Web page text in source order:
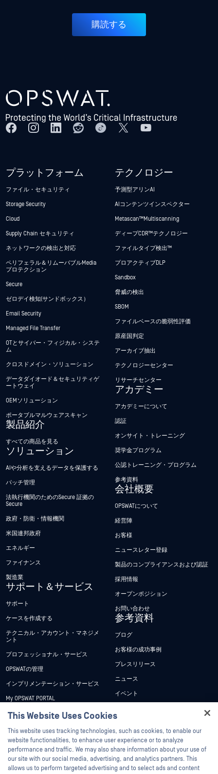
購読する
プラットフォーム
ファイル・セキュリティ
Storage Security
Cloud
Supply Chain セキュリティ
ネットワークの検出と対応
ペリフェラル＆リムーバブルMedia
プロテクション
Secure
ゼロデイ検知(サンドボックス）
Email Security
Managed File Transfer
OTとサイバー・フィジカル・システ
ム
クロスドメイン・ソリューション
データダイオード＆セキュリティゲ
ートウェイ
OEMソリューション
ポータブルマルウェアスキャン
製品紹介
すべての商品を見る
ソリューション
AIや分析を支えるデータを保護する
パッチ管理
法執行機関のためのSecure 証拠の
Secure
政府・防衛・情報機関
米国連邦政府
エネルギー
ファイナンス
製造業
サポート＆サービス
サポート
ケースを作成する
テクニカル・アカウント・マネジメ
ント
プロフェッショナル・サービス
OPSWATの管理
インプリメンテーション・サービス
My OPSWAT PORTAL
技術文書
トレーニング
脆弱性対策プログラム
パートナー
認証
テクノロジー
予測型アリンAI
AIコンテンツインスペクター
Metascan™ Multiscanning
ディープCDR™テクノロジー
ファイルタイプ検出™
プロアクティブDLP
Sandbox
脅威の検出
SBOM
ファイルベースの脆弱性評価
原産国判定
アーカイブ抽出
テクノロジーセンター
リサーチセンター
アカデミー
アカデミーについて
認証
オンサイト・トレーニング
奨学金プログラム
公認トレーニング・プログラム
参考資料
会社概要
OPSWATについて
経営陣
お客様
ニュースレター登録
製品のコンプライアンスおよび認証
採用情報
オープンポジション
お問い合わせ
参考資料
ブログ
お客様の成功事例
プレスリリース
ニュース
イベント
ホワイトペーパー
無料ツール
This Website Uses Cookies
This website uses tracking technologies, such as cookies, to enable our
website functionalities, to enhance user experience or to analyze
performance and traffic. We may also share information about your use of
our site with our social media, advertising, and analytics partners. This
allows us to perform targeted advertising and to select ads and content
Hey there!
I'm Ozzy, your OPSWAT virtual assistant.
How can I help you secure what's critical
today?